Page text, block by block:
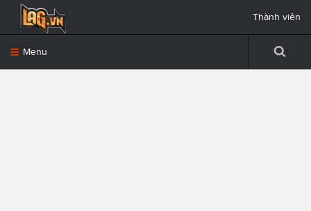
Menu
Thành viên